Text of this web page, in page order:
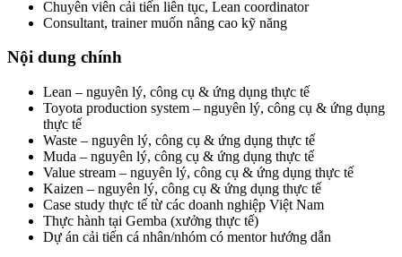
Chuyên viên cải tiến liên tục, Lean coordinator
Consultant, trainer muốn nâng cao kỹ năng
Nội dung chính
Lean – nguyên lý, công cụ & ứng dụng thực tế
Toyota production system – nguyên lý, công cụ & ứng dụng
thực tế
Waste – nguyên lý, công cụ & ứng dụng thực tế
Muda – nguyên lý, công cụ & ứng dụng thực tế
Value stream – nguyên lý, công cụ & ứng dụng thực tế
Kaizen – nguyên lý, công cụ & ứng dụng thực tế
Case study thực tế từ các doanh nghiệp Việt Nam
Thực hành tại Gemba (xưởng thực tế)
Dự án cải tiến cá nhân/nhóm có mentor hướng dẫn